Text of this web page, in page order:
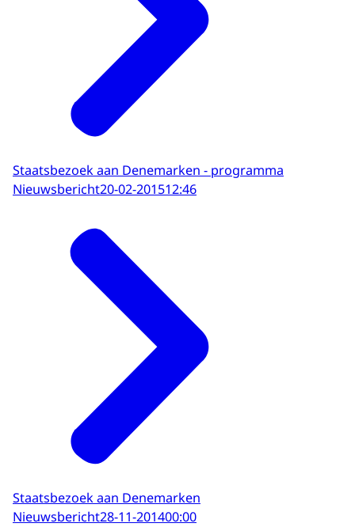
Staatsbezoek aan Denemarken - programma
Nieuwsbericht20-02-201512:46
Staatsbezoek aan Denemarken
Nieuwsbericht28-11-201400:00